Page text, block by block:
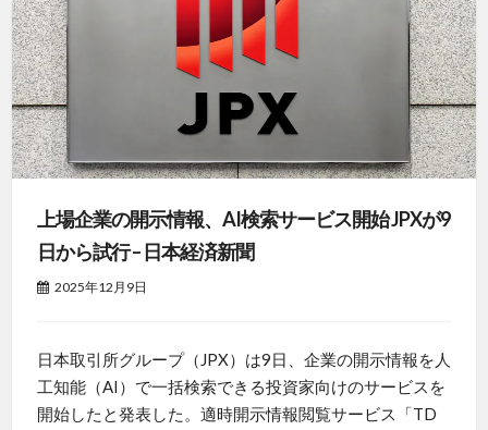
上場企業の開示情報、AI検索サービス開始 JPXが9
日から試行 – 日本経済新聞
2025年12月9日
日本取引所グループ（JPX）は9日、企業の開示情報を人
工知能（AI）で一括検索できる投資家向けのサービスを
開始したと発表した。適時開示情報閲覧サービス「TD